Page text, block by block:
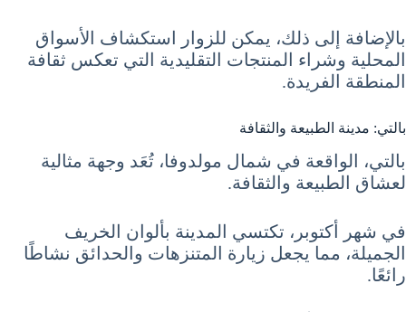
بالإضافة إلى ذلك، يمكن للزوار استكشاف الأسواق
المحلية وشراء المنتجات التقليدية التي تعكس ثقافة
المنطقة الفريدة.
بالتي: مدينة الطبيعة والثقافة
بالتي، الواقعة في شمال مولدوفا، تُعَد وجهة مثالية
لعشاق الطبيعة والثقافة.
في شهر أكتوبر، تكتسي المدينة بألوان الخريف
الجميلة، مما يجعل زيارة المتنزهات والحدائق نشاطًا
رائعًا.